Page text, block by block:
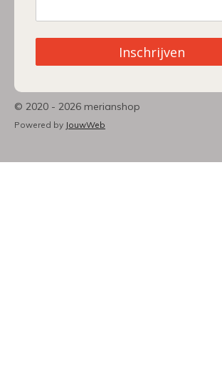
Inschrijven
© 2020 - 2026 merianshop
Powered by JouwWeb